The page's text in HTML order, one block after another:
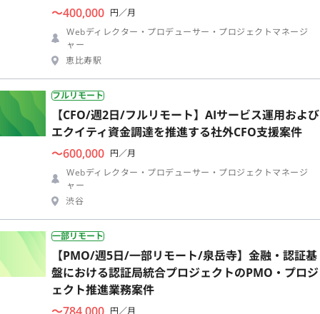
〜400,000 円／月
Webディレクター・プロデューサー・プロジェクトマネージ
ャー
恵比寿駅
フルリモート
【CFO/週2日/フルリモート】AIサービス運用および
エクイティ資金調達を推進する社外CFO支援案件
〜600,000 円／月
Webディレクター・プロデューサー・プロジェクトマネージ
ャー
渋谷
一部リモート
【PMO/週5日/一部リモート/泉岳寺】金融・認証基
盤における認証局統合プロジェクトのPMO・プロジ
ェクト推進業務案件
円／月